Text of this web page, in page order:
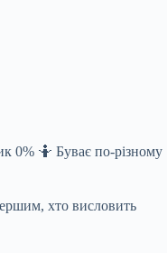
0% 🤷 Буває по-різному
хто висловить